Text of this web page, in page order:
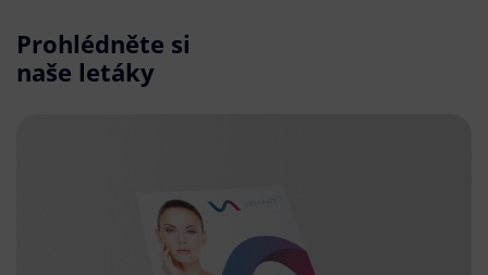
Prohlédněte si
naše letáky